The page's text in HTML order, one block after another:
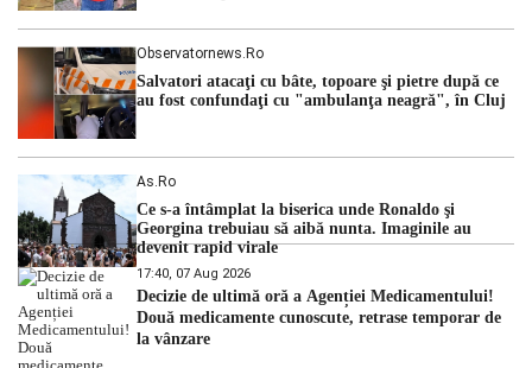
Observatornews.ro
Salvatori atacaţi cu bâte, topoare şi pietre după ce
au fost confundaţi cu "ambulanţa neagră", în Cluj
As.ro
Ce s-a întâmplat la biserica unde Ronaldo şi
Georgina trebuiau să aibă nunta. Imaginile au
devenit rapid virale
17:40, 07 Aug 2026
Decizie de ultimă oră a Agenției Medicamentului!
Două medicamente cunoscute, retrase temporar de
la vânzare